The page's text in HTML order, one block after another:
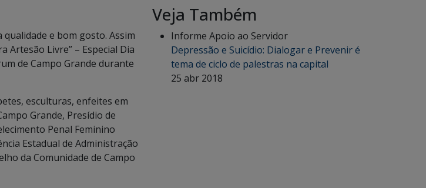
qualidade e bom gosto. Assim
Artesão Livre” – Especial Dia
de Campo Grande durante
esculturas, enfeites em
Grande, Presídio de
Penal Feminino
Estadual de Administração
da Comunidade de Campo
Veja Também
Informe Apoio ao Servidor
Depressão e Suicídio: Dialogar e Prevenir é
tema de ciclo de palestras na capital
25 abr 2018